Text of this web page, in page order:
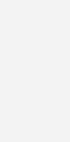
begrenzt
ihr Zubau.